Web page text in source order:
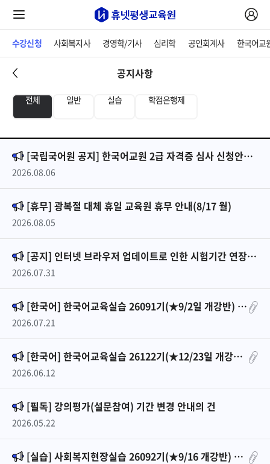
수강신청 사회복지사 경영학/기사 심리학 공인회계사 한국어교
공지사항
전체 일반 실습 학점은행제
[국립국어원 공지] 한국어교원 2급 자격증 심사 신청안내_2026년 2차
2026.08.06
[휴무] 광복절 대체 휴일 교육원 휴무 안내(8/17 월)
2026.08.05
[공지] 인터넷 브라우저 업데이트로 인한 시험기간 연장 안내(26061기)
2026.07.31
[한국어] 한국어교육실습 26091기(★9/2일 개강반) 안내
2026.07.21
[한국어] 한국어교육실습 26122기(★12/23일 개강반) 안내
2026.06.12
[필독] 강의평가(설문참여) 기간 변경 안내의 건
2026.05.22
[실습] 사회복지현장실습 26092기(★9/16 개강반) 안내